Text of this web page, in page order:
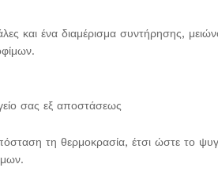
και ένα διαμέρισμα συντήρησης,
σας εξ αποστάσεως
τη θερμοκρασία, έτσι ώστε το